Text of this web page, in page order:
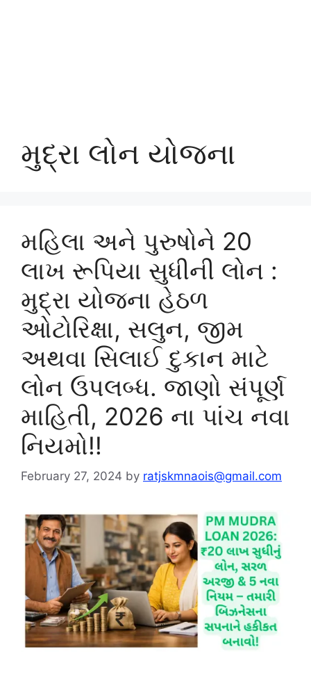
મુદ્રા લોન યોજના
મહિલા અને પુરુષોને 20
લાખ રૂપિયા સુધીની લોન :
મુદ્રા યોજના હેઠળ
ઓટોરિક્ષા, સલુન, જીમ
અથવા સિલાઈ દુકાન માટે
લોન ઉપલબ્ધ. જાણો સંપૂર્ણ
માહિતી, 2026 ના પાંચ નવા
નિયમો!!
February 27, 2024 by ratjskmnaois@gmail.com